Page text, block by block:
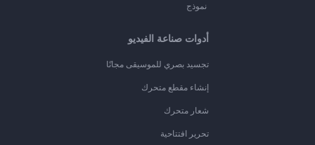
نموذج
أدوات صناعة الفيديو
تجسيد بصري للموسيقى مجانًا
إنشاء مقطع متحرك
شعار متحرك
تحرير افتتاحية